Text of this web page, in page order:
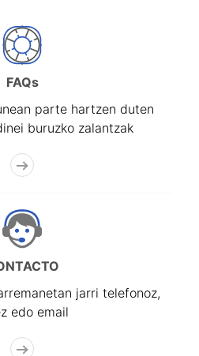
FAQs
parte hartzen duten
buruzko zalantzak
jarri telefonoz,
edo email